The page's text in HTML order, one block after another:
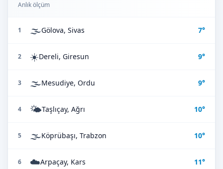
Anlık ölçüm
1 🌫️Gölova, Sivas 7°
2 ☀️Dereli, Giresun 9°
3 🌫️Mesudiye, Ordu 9°
4 🌤️Taşlıçay, Ağrı 10°
5 🌫️Köprübaşı, Trabzon 10°
6 ☁️Arpaçay, Kars 11°